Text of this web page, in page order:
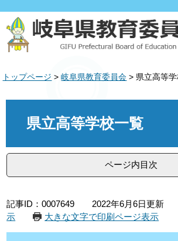
ジ
の
で
ュ
ー
ばトップページ >岐阜県教育委員会 > 県立高等
県立高等学校一覧
ページ内目次
記事ID：0007649 2022年6月6日更新
示
大きな文字で印刷ページ表示